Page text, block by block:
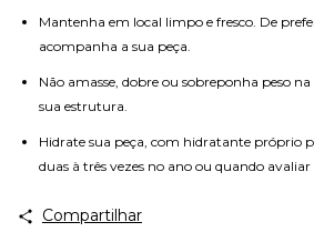
Mantenha em local limpo e fresco. De
acompanha a sua peça.
Não amasse, dobre ou sobreponha peso
sua estrutura.
Hidrate sua peça, com hidratante próprio
duas à três vezes no ano ou quando avaliar
Compartilhar